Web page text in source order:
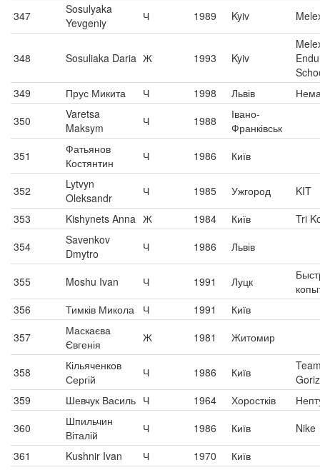
347
Sosulyaka
Yevgeniy
Ч 1989 Kyiv
348 Sosuliaka Daria Ж 1993 Kyiv
349
Прус Микита Ч 1998 Львів
350
Varetsa
Maksym
Ч 1988
Івано-
Франківськ
351
Фатьянов
Костянтин
Ч 1986 Київ
352
Lytvyn
Oleksandr
Ч 1985 Ужгород
KIT
353
Kishynets Anna Ж 1984 Київ
Tri
354
Savenkov
Dmytro
Ч 1986 Львів
355 Moshu Ivan Ч 1991 Луцк
356
Тимків Микола Ч 1991
Київ
357
Маскаєва
Євгенія
Ж 1981 Житомир
358
Кільяченков
Сергій
Ч 1986 Київ
359
Шевчук Василь Ч 1964 Хоростків
360
Шпильчин
Віталій
Ч 1986 Київ
Nike
361
Kushnir Ivan Ч 1970
Київ